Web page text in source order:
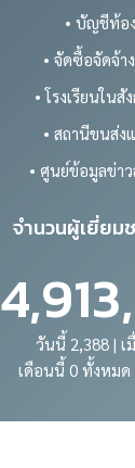
• บัญชีท้อ
• จัดซื้อจัดจ้า
• โรงเรียนในสั
• สถานีขนส่ง
• ศูนย์ข้อมูลข่า
จำนวนผู้เยี่ยม
วันนี้ 2,388 | เ
เดือนนี้ 0 ทั้งหมด